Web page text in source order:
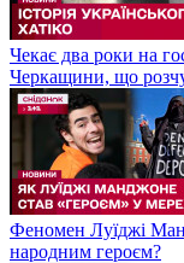
Чекає два роки на
Черкащини, що
Феномен Луїджі
народним героєм?